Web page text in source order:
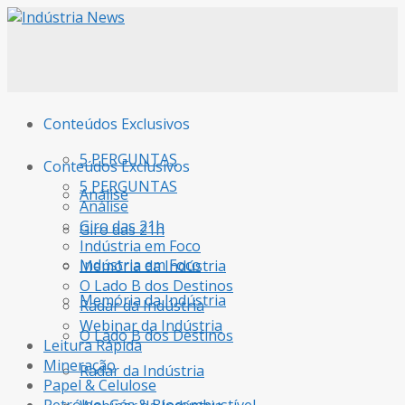
Conteúdos Exclusivos
5 PERGUNTAS
Análise
Giro das 21h
Indústria em Foco
Memória da Indústria
O Lado B dos Destinos
Radar da Indústria
Conteúdos Exclusivos
5 PERGUNTAS
Análise
Giro das 21h
Indústria em Foco
Memória da Indústria
O Lado B dos Destinos
Radar da Indústria
Webinar da Indústria
Leitura Rápida
Mineração
Papel & Celulose